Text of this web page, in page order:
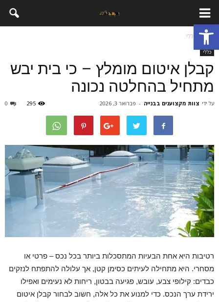
פתח סרגל נגישות
בית כללי
כללי
קבלן איטום מומלץ – כי בית יבש
מתחיל בהחלטה נכונה
על ידי צוות מקצוענים בבנייה - פברואר 3, 2026 0 295
רטיבות היא אחת הבעיות המתסכלות ביותר בכל נכס – פרטי או
מסחרי. היא מתחילה לעיתים כסימן קטן, אך עלולה להתפתח לנזקים
כבדים: קילופי צבע, עובש, פגיעה בבטון, ריחות לא נעימים ואפילו
ירידת ערך הנכס. כדי למנוע את כל אלה, חשוב לבחור קבלן איטום